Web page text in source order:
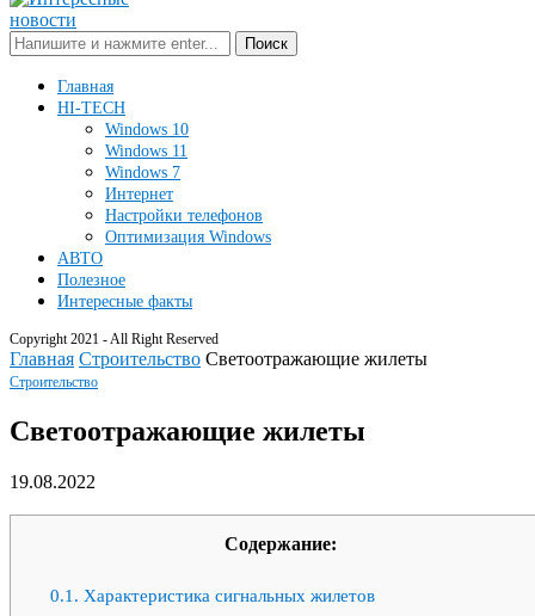
Поиск
Главная
HI-TECH
Windows 10
Windows 11
Windows 7
Интернет
Настройки телефонов
Оптимизация Windows
АВТО
Полезное
Интересные факты
Copyright 2021 - All Right Reserved
Главная Строительство Светоотражающие жилеты
Строительство
Светоотражающие жилеты
19.08.2022
Содержание:
0.1. Характеристика сигнальных жилетов